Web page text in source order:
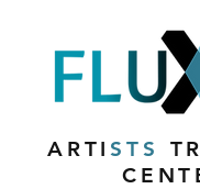
ARTISTS